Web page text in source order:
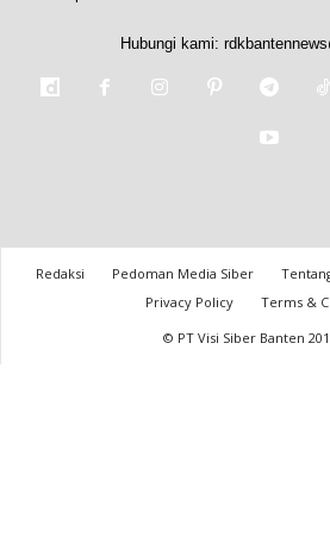
Hubungi kami:
Redaksi Pedoman Media Siber
Privacy Policy
Terms &
© PT Visi Siber Banten